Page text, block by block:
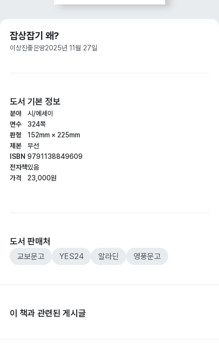
잡상잡기 왜?
이상진좋은땅2025년 11월 27일
도서 기본 정보
분야
면수
판형
제본
ISBN
전자책
가격
시/에세이
324쪽
152mm × 225mm
무선
9791138849609
있음
23,000원
도서 판매처
교보문고 YES24 알라딘 영풍문고
이 책과 관련된 게시글